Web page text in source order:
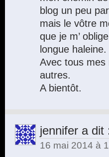
blog un peu
mais le vôtre
que je m’
longue haleine.
Avec tous mes
autres.
A bientôt.
jennifer a dit
16 mai 2014 à